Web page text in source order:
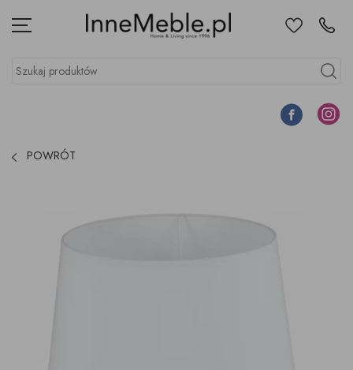
Menu UlubioneKontakt
Szukaj produktów
Szukaj
Facebook
POWRÓT